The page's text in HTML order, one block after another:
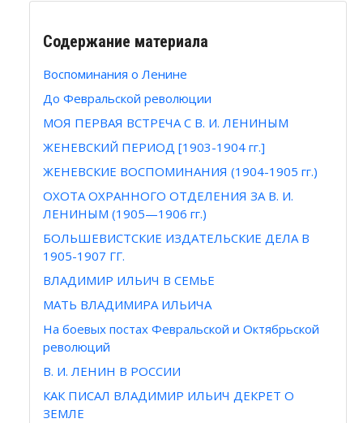
Содержание материала
Воспоминания о Ленине
До Февральской революции
МОЯ ПЕРВАЯ ВСТРЕЧА С В. И. ЛЕНИНЫМ
ЖЕНЕВСКИЙ ПЕРИОД [1903-1904 гг.]
ЖЕНЕВСКИЕ ВОСПОМИНАНИЯ (1904-1905 гг.)
ОХОТА ОХРАННОГО ОТДЕЛЕНИЯ ЗА В. И.
ЛЕНИНЫМ (1905—1906 гг.)
БОЛЬШЕВИСТСКИЕ ИЗДАТЕЛЬСКИЕ ДЕЛА В
1905-1907 ГГ.
ВЛАДИМИР ИЛЬИЧ В СЕМЬЕ
МАТЬ ВЛАДИМИРА ИЛЬИЧА
На боевых постах Февральской и Октябрьской
революций
В. И. ЛЕНИН В РОССИИ
КАК ПИСАЛ ВЛАДИМИР ИЛЬИЧ ДЕКРЕТ О
ЗЕМЛЕ